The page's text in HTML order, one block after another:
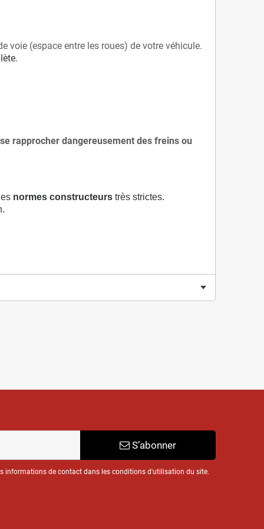
voie (espace entre les roues) de votre véhicule.
rapprocher dangereusement des freins ou
normes constructeurs très strictes.
S’abonner
informations de contact dans les conditions d'utilisation du site.